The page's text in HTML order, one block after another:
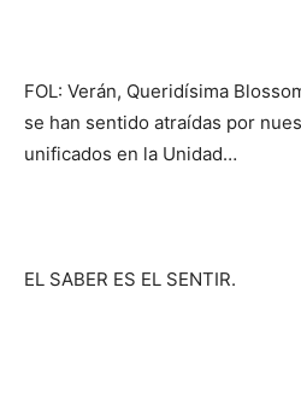
FOL: Verán, Queridísima
se han sentido atraídas por
unificados en la Unidad…
EL SABER ES EL SENTIR.